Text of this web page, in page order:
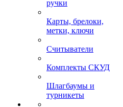
ручки
Карты, брелоки,
метки, ключи
Считыватели
Комплекты СКУД
Шлагбаумы и
турникеты